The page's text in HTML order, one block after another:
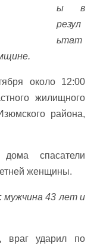
ы в
резул
ьтат
около 12:00
жилищного
района,
спасатели
женщины.
мужчина 43 лет и
враг ударил по